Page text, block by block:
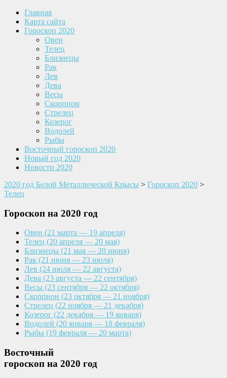
Главная
Карта сайта
Гороскоп 2020
Овен
Телец
Близнецы
Рак
Лев
Дева
Весы
Скорпион
Стрелец
Козерог
Водолей
Рыбы
Восточный гороскоп 2020
Новый год 2020
Новости 2020
2020 год Белой Металлической Крысы > Гороскоп 2020 >
Телец
Гороскоп на 2020 год
Овен (21 марта — 19 апреля)
Телец (20 апреля — 20 мая)
Близнецы (21 мая — 20 июня)
Рак (21 июня — 23 июля)
Лев (24 июля — 22 августа)
Дева (23 августа — 22 сентября)
Весы (23 сентября — 22 октября)
Скорпион (23 октября — 21 ноября)
Стрелец (22 ноября — 21 декабря)
Козерог (22 декабря — 19 января)
Водолей (20 января — 18 февраля)
Рыбы (19 февраля — 20 марта)
Восточный
гороскоп на 2020 год